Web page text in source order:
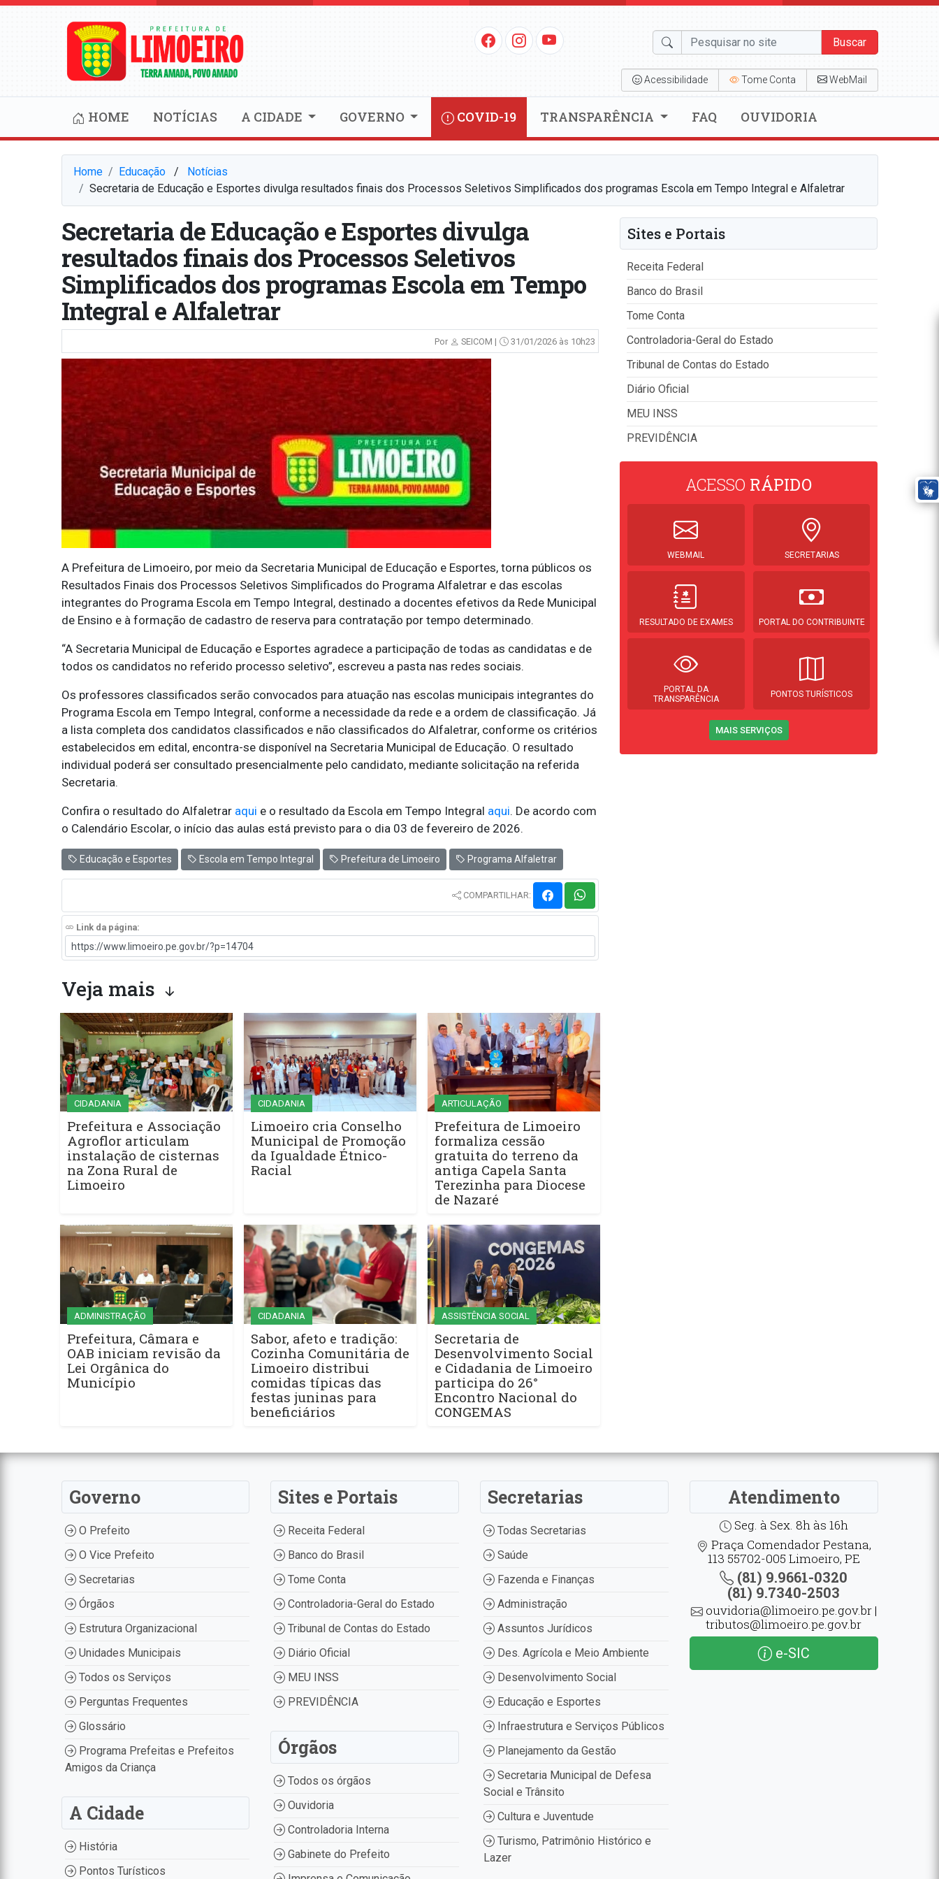
Buscar
Acessibilidade Tome Conta WebMail
HOME NOTÍCIAS A CIDADE GOVERNO COVID-19 TRANSPARÊNCIA FAQ OUVIDORIA
Home Educação⠀/⠀
Notícias
Secretaria de Educação e Esportes divulga resultados finais dos Processos Seletivos Simplificados dos programas Escola em Tempo Integral e Alfaletrar
Secretaria de Educação e Esportes divulga
resultados finais dos Processos Seletivos
Simplificados dos programas Escola em Tempo
Integral e Alfaletrar
Por SEICOM | 31/01/2026 às 10h23
A Prefeitura de Limoeiro, por meio da Secretaria Municipal de Educação e Esportes, torna públicos os
Resultados Finais dos Processos Seletivos Simplificados do Programa Alfaletrar e das escolas
integrantes do Programa Escola em Tempo Integral, destinado a docentes efetivos da Rede Municipal
de Ensino e à formação de cadastro de reserva para contratação por tempo determinado.
“A Secretaria Municipal de Educação e Esportes agradece a participação de todas as candidatas e de
todos os candidatos no referido processo seletivo”, escreveu a pasta nas redes sociais.
Os professores classificados serão convocados para atuação nas escolas municipais integrantes do
Programa Escola em Tempo Integral, conforme a necessidade da rede e a ordem de classificação. Já
a lista completa dos candidatos classificados e não classificados do Alfaletrar, conforme os critérios
estabelecidos em edital, encontra-se disponível na Secretaria Municipal de Educação. O resultado
individual poderá ser consultado presencialmente pelo candidato, mediante solicitação na referida
Secretaria.
Confira o resultado do Alfaletrar aqui e o resultado da Escola em Tempo Integral aqui. De acordo com
o Calendário Escolar, o início das aulas está previsto para o dia 03 de fevereiro de 2026.
Educação e Esportes Escola em Tempo Integral Prefeitura de Limoeiro Programa Alfaletrar
COMPARTILHAR:
Link da página:
Veja mais
CIDADANIA
Prefeitura e Associação
Agroflor articulam
instalação de cisternas
na Zona Rural de
Limoeiro
CIDADANIA
Limoeiro cria Conselho
Municipal de Promoção
da Igualdade Étnico-
Racial
ARTICULAÇÃO
Prefeitura de Limoeiro
formaliza cessão
gratuita do terreno da
antiga Capela Santa
Terezinha para Diocese
de Nazaré
ADMINISTRAÇÃO
Prefeitura, Câmara e
OAB iniciam revisão da
Lei Orgânica do
Município
CIDADANIA
Sabor, afeto e tradição:
Cozinha Comunitária de
Limoeiro distribui
comidas típicas das
festas juninas para
beneficiários
ASSISTÊNCIA SOCIAL
Secretaria de
Desenvolvimento Social
e Cidadania de Limoeiro
participa do 26°
Encontro Nacional do
CONGEMAS
Sites e Portais
Receita Federal
Banco do Brasil
Tome Conta
Controladoria-Geral do Estado
Tribunal de Contas do Estado
Diário Oficial
MEU INSS
PREVIDÊNCIA
ACESSO RÁPIDO
WEBMAIL SECRETARIAS
RESULTADO DE EXAMES PORTAL DO CONTRIBUINTE
PORTAL DA
TRANSPARÊNCIA
PONTOS TURÍSTICOS
MAIS SERVIÇOS
Governo
O Prefeito
O Vice Prefeito
Secretarias
Órgãos
Estrutura Organizacional
Unidades Municipais
Todos os Serviços
Perguntas Frequentes
Glossário
Programa Prefeitas e Prefeitos
Amigos da Criança
A Cidade
História
Pontos Turísticos
Sites e Portais
Receita Federal
Banco do Brasil
Tome Conta
Controladoria-Geral do Estado
Tribunal de Contas do Estado
Diário Oficial
MEU INSS
PREVIDÊNCIA
Órgãos
Todos os órgãos
Ouvidoria
Controladoria Interna
Gabinete do Prefeito
Secretarias
Todas Secretarias
Saúde
Fazenda e Finanças
Administração
Assuntos Jurídicos
Des. Agrícola e Meio Ambiente
Desenvolvimento Social
Educação e Esportes
Infraestrutura e Serviços Públicos
Planejamento da Gestão
Secretaria Municipal de Defesa
Social e Trânsito
Cultura e Juventude
Turismo, Patrimônio Histórico e
Lazer
Atendimento
Seg. à Sex. 8h às 16h
Praça Comendador Pestana,
113 55702-005 Limoeiro, PE
(81) 9.9661-0320
(81) 9.7340-2503
ouvidoria@limoeiro.pe.gov.br |
tributos@limoeiro.pe.gov.br
e-SIC